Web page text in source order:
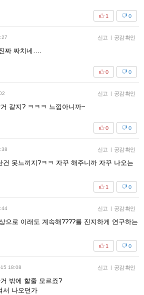
0
1
신고 | 공감 확인
짜 짜치네….
0
0
신고 | 공감 확인
같지? ㅋㅋㅋ 느낌아니까~
0
0
신고 | 공감 확인
못느끼지?ㅋㅋ 자꾸 해주니까 자꾸 나오는
0
1
신고 | 공감 확인
으로 이래도 계속해????를 진지하게 연구하는
0
1
18:08 신고 | 공감 확인
밖에 할줄 모르죠?
서 나오던가